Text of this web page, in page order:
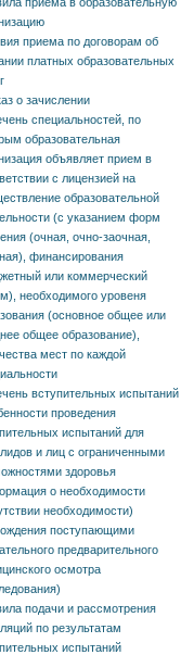
о наличии
и количестве
общежитиях,
для
поступающих
договора на
платных
услуг
цифры
граждан
подачи документов
работы приемной
нормативные
поданных
приема по договорам об
платных образовательных
о зачислении
специальностей, по
образовательная
объявляет прием в
с лицензией на
образовательной
(с указанием форм
(очная, очно-заочная,
финансирования
или коммерческий
необходимого уровеня
(основное общее или
общее образование),
мест по каждой
вступительных испытаний
проведения
испытаний для
и лиц с ограниченными
здоровья
о необходимости
необходимости)
поступающими
предварительного
осмотра
подачи и рассмотрения
по результатам
испытаний